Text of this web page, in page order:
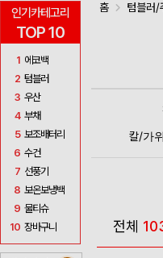
인기카테고리
TOP 10
1 에코백
2 텀블러
3 우산
4 부채
5 보조배터리
6 수건
7 선풍기
8 보온보냉백
9 물티슈
10 장바구니
홈 텀블러/
칼/가
전체